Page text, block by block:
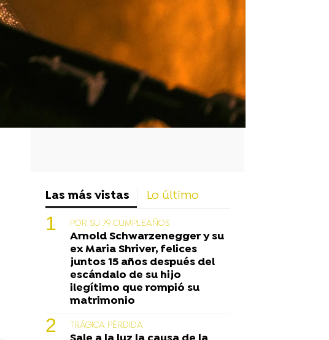
Flipboard
Las más vistas Lo último
POR SU 79 CUMPLEAÑOS
Arnold Schwarzenegger y su
ex Maria Shriver, felices
juntos 15 años después del
escándalo de su hijo
ilegítimo que rompió su
matrimonio
TRÁGICA PÉRDIDA